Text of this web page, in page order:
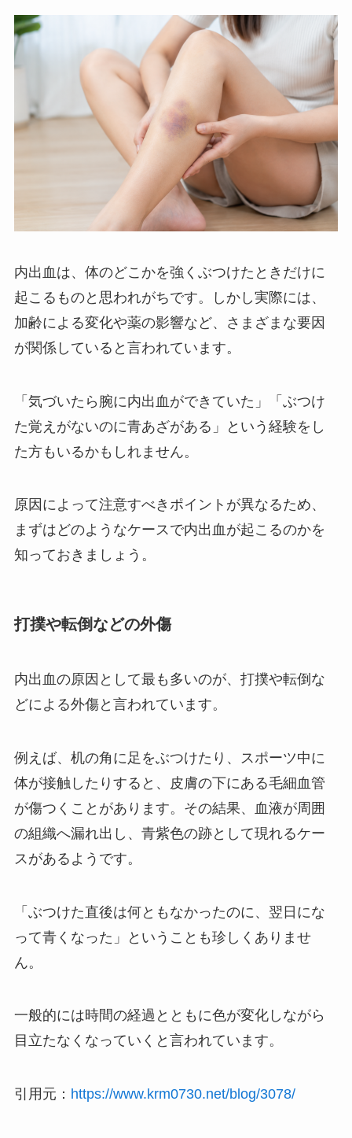
内出血は、体のどこかを強くぶつけたときだけに
起こるものと思われがちです。しかし実際には、
加齢による変化や薬の影響など、さまざまな要因
が関係していると言われています。
「気づいたら腕に内出血ができていた」「ぶつけ
た覚えがないのに青あざがある」という経験をし
た方もいるかもしれません。
原因によって注意すべきポイントが異なるため、
まずはどのようなケースで内出血が起こるのかを
知っておきましょう。
打撲や転倒などの外傷
内出血の原因として最も多いのが、打撲や転倒な
どによる外傷と言われています。
例えば、机の角に足をぶつけたり、スポーツ中に
体が接触したりすると、皮膚の下にある毛細血管
が傷つくことがあります。その結果、血液が周囲
の組織へ漏れ出し、青紫色の跡として現れるケー
スがあるようです。
「ぶつけた直後は何ともなかったのに、翌日にな
って青くなった」ということも珍しくありませ
ん。
一般的には時間の経過とともに色が変化しながら
目立たなくなっていくと言われています。
引用元： https://www.krm0730.net/blog/3078/